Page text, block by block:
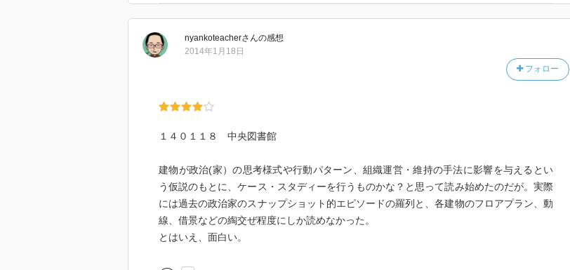
nyankoteacherさんの感想
フォロー
2014年1月18日
１４０１１８ 中央図書館
建物が政治(家）の思考様式や行動パターン、組織運営・維持の手法に影響を与えるとい
う仮説のもとに、ケース・スタディーを行うものかな？と思って読み始めたのだが。実際
には過去の政治家のスナップショット的エピソードの羅列と、各建物のフロアプラン、動
線、借景などの綯交ぜ程度にしか読めなかった。
とはいえ、面白い。